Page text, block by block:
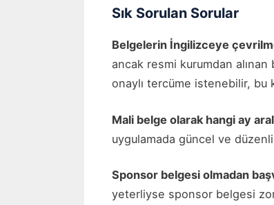
Sık Sorulan Sorular
Belgelerin İngilizceye
ancak resmi kurumdan
onaylı tercüme istenebilir, bu
Mali belge olarak hangi ay
uygulamada güncel ve
Sponsor belgesi olmadan
yeterliyse sponsor belgesi